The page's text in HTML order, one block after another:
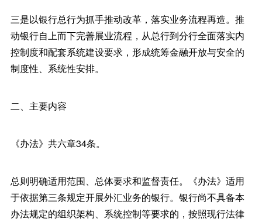
三是以银行总行为抓手推动改革，落实业务流程再造。推
动银行自上而下完善展业流程，从总行到分行全面落实内
控制度和配套系统建设要求，形成统筹金融开放与安全的
制度性、系统性安排。
二、主要内容
《办法》共六章34条。
总则明确适用范围、总体要求和监督责任。《办法》适用
于依据第三条规定开展外汇业务的银行。银行尚不具备本
办法规定的组织架构、系统控制等要求的，按照现行法律